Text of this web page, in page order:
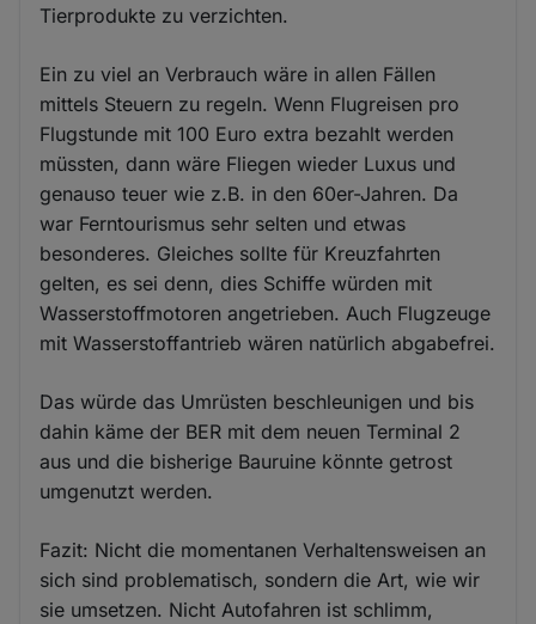
Tierprodukte zu verzichten.
Ein zu viel an Verbrauch wäre in allen Fällen
mittels Steuern zu regeln. Wenn Flugreisen pro
Flugstunde mit 100 Euro extra bezahlt werden
müssten, dann wäre Fliegen wieder Luxus und
genauso teuer wie z.B. in den 60er-Jahren. Da
war Ferntourismus sehr selten und etwas
besonderes. Gleiches sollte für Kreuzfahrten
gelten, es sei denn, dies Schiffe würden mit
Wasserstoffmotoren angetrieben. Auch Flugzeuge
mit Wasserstoffantrieb wären natürlich abgabefrei.
Das würde das Umrüsten beschleunigen und bis
dahin käme der BER mit dem neuen Terminal 2
aus und die bisherige Bauruine könnte getrost
umgenutzt werden.
Fazit: Nicht die momentanen Verhaltensweisen an
sich sind problematisch, sondern die Art, wie wir
sie umsetzen. Nicht Autofahren ist schlimm,